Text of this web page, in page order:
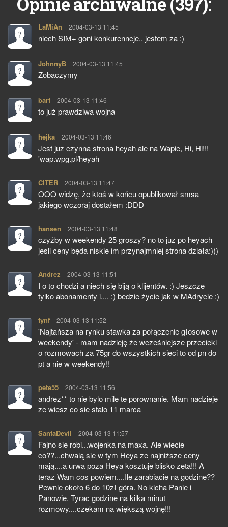
LaMiAn pisze:
2004-03-13 11:45
niech SIM+ goni konkurenncje.. jestem za :)
JohnnyB pisze:
2004-03-13 11:45
Zobaczymy
bart pisze:
2004-03-13 11:46
to już prawdziwa wojna
hejka pisze:
2004-03-13 11:46
Jest juz czynna strona heyah ale na Wapie, Hi, Hi!!!
'wap.wpg.pl/heyah
CITER pisze:
2004-03-13 11:47
OOO widzę, że ktoś w końcu opublikował smsa
jakiego wczoraj dostałem :DDD
hansen pisze:
2004-03-13 11:48
czyżby w weekendy 25 groszy? no to juz po heyach
jesli ceny będa niskie im przynajmniej strona działa:)))
Andrez pisze:
2004-03-13 11:51
I o to chodzi a niech się biją o klijentów. :) Jeszcze
tylko abonamenty i.... :) bedzie życie jak w MAdrycie :)
fynf pisze:
2004-03-13 11:52
'Najtańsza na rynku stawka za połączenie głosowe w
weekendy' - mam nadzieję że wcześniejsze przecieki
o rozmowach za 75gr do wszystkich sieci to od pn do
pt a nie w weekendy!!
pete55 pisze:
2004-03-13 11:56
andrez** to nie bylo mile te porownanie. Mam nadzieje
ze wiesz co sie stalo 11 marca
SantaDevil pisze:
2004-03-13 11:57
Fajno sie robi...wojenka na maxa. Ale wiecie
co??...chwalą sie w tym Heya ze najniższe ceny
mają....a urwa poza Heya kosztuje blisko zeta!!! A
teraz Wam cos powiem....Ile zarabiacie na godzine??
Pewnie około 6 do 10zł góra. No kicha Panie i
Panowie. Tyrac godzine na kilka minut
rozmowy....czekam na większą wojnę!!!